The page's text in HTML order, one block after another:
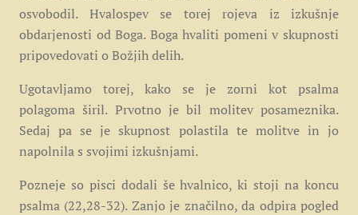
osvobodil. Hvalospev se torej rojeva iz izkušnje
obdarjenosti od Boga. Boga hvaliti pomeni v skupnosti
pripovedovati o Božjih delih.
Ugotavljamo torej, kako se je zorni kot psalma
polagoma širil. Prvotno je bil molitev posameznika.
Sedaj pa se je skupnost polastila te molitve in jo
napolnila s svojimi izkušnjami.
Pozneje so pisci dodali še hvalnico, ki stoji na koncu
psalma (22,28-32). Zanjo je značilno, da odpira pogled